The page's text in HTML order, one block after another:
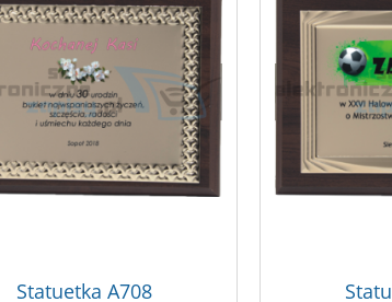
Statuetka A708